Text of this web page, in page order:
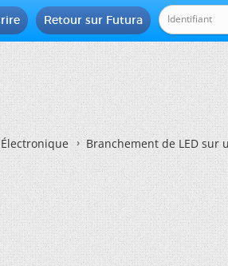
Retour sur Futura
Électronique Branchement de LED sur